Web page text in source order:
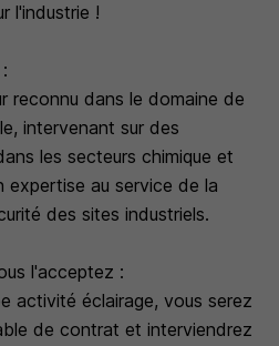
l'industrie !
reconnu dans le domaine de
intervenant sur des
les secteurs chimique et
expertise au service de la
des sites industriels.
l'acceptez :
activité éclairage, vous serez
de contrat et interviendrez